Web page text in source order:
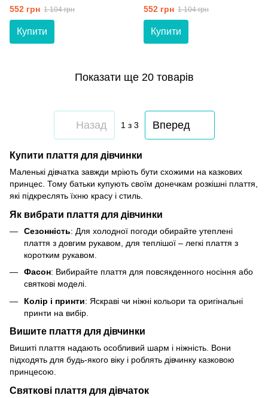
принтом Trendy Tot 03-01299
бежевий 104 см (4 роки)
552 грн 1 104 грн
Купити
принтом Trendy Tot 03-01299
блакитний 92 см (2 роки)
552 грн 1 104 грн
Купити
Показати ще 20 товарів
Назад 1 з 3 Вперед
Купити плаття для дівчинки
Маленькі дівчатка завжди мріють бути схожими на казкових
принцес. Тому батьки купують своїм донечкам розкішні плаття,
які підкреслять їхню красу і стиль.
Як вибрати плаття для дівчинки
Сезонність: Для холодної погоди обирайте утеплені
плаття з довгим рукавом, для теплішої – легкі плаття з
коротким рукавом.
Фасон: Вибирайте плаття для повсякденного носіння або
святкові моделі.
Колір і принти: Яскраві чи ніжні кольори та оригінальні
принти на вибір.
Вишите плаття для дівчинки
Вишиті плаття надають особливий шарм і ніжність. Вони
підходять для будь-якого віку і роблять дівчинку казковою
принцесою.
Святкові плаття для дівчаток